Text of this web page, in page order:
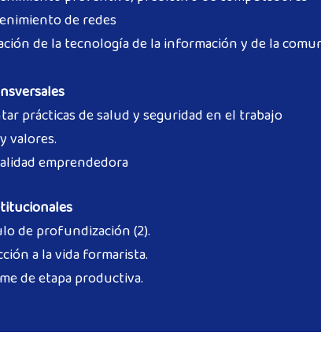
de redes
de la tecnología de la información y de la
prácticas de salud y seguridad en el trabajo
valores.
emprendedora
de profundización (2).
a la vida formarista.
de etapa productiva.